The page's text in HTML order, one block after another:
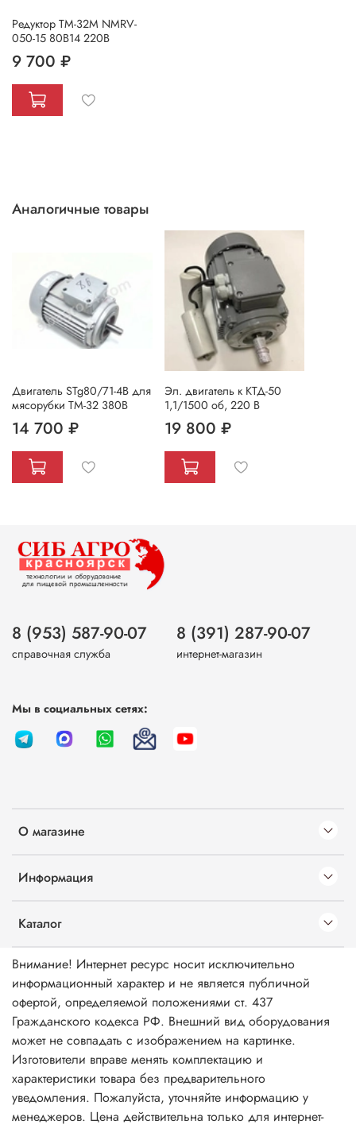
Редуктор ТМ-32М NMRV-
050-15 80В14 220В
9 700 ₽
Аналогичные товары
Двигатель STg80/71-4B для
мясорубки ТМ-32 380В
14 700 ₽
Эл. двигатель к КТД-50
1,1/1500 об, 220 В
19 800 ₽
О магазине
Информация
Каталог
8 (953) 587-90-07
справочная служба
8 (391) 287-90-07
интернет-магазин
Мы в социальных сетях:
Внимание! Интернет ресурс носит исключительно
информационный характер и не является публичной
офертой, определяемой положениями ст. 437
Гражданского кодекса РФ. Внешний вид оборудования
может не совпадать с изображением на картинке.
Изготовители вправе менять комплектацию и
характеристики товара без предварительного
уведомления. Пожалуйста, уточняйте информацию у
менеджеров. Цена действительна только для интернет-